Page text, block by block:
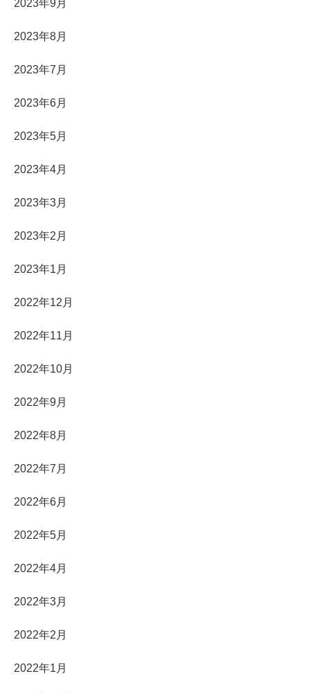
2023年9月
2023年8月
2023年7月
2023年6月
2023年5月
2023年4月
2023年3月
2023年2月
2023年1月
2022年12月
2022年11月
2022年10月
2022年9月
2022年8月
2022年7月
2022年6月
2022年5月
2022年4月
2022年3月
2022年2月
2022年1月